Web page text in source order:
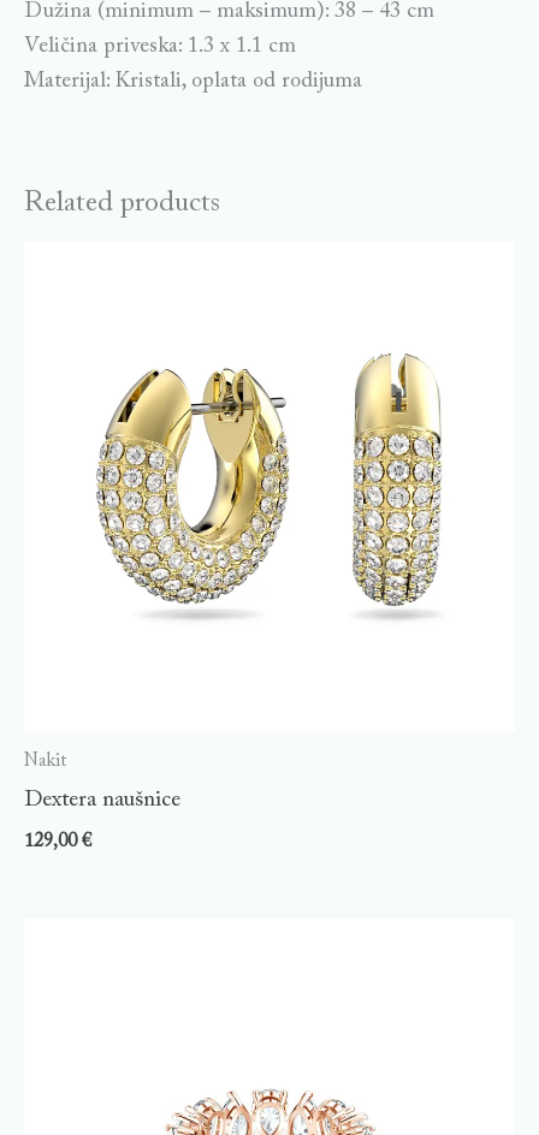
Dužina (minimum – maksimum): 38 – 43 cm
Veličina priveska: 1.3 x 1.1 cm
Materijal: Kristali, oplata od rodijuma
Related products
Nakit
Dextera naušnice
129,00€